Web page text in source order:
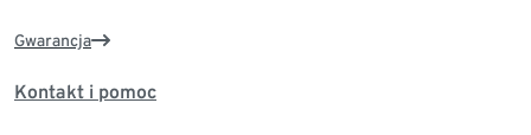
Gwarancja
Kontakt i pomoc